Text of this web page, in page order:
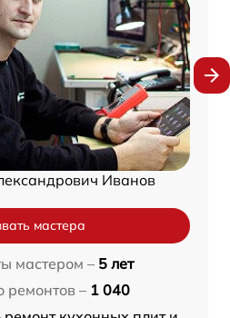
Иванов
мастера
мастером – 5 лет
ремонтов – 1 040